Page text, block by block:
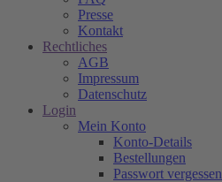
Presse
Kontakt
Rechtliches
AGB
Impressum
Datenschutz
Login
Mein Konto
Konto-Details
Bestellungen
Passwort vergessen